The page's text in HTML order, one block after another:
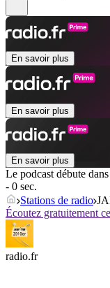
En savoir plus
En savoir plus
En savoir plus
Le podcast débute dans
- 0 sec.
Stations de radio
Écoutez gratuitement
radio.fr